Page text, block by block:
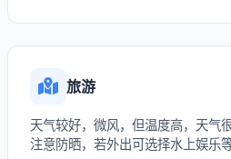
旅游
天气较好，微风，但温度高，天气
注意防晒，若外出可选择水上娱乐